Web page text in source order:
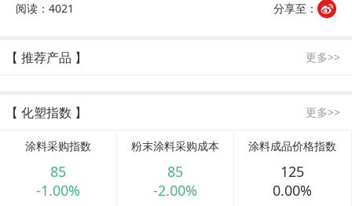
阅读：4021 分享至：
【 推荐产品 】 更多>>
【 化塑指数 】 更多>>
涂料采购指数
85
-1.00%
粉末涂料采购成本
85
-2.00%
涂料成品价格指数
125
0.00%